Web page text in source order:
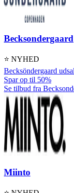
Becksondergaard
⭐ NYHED
Becksöndergaard
Spar op til 50%
Se tilbud fra
Miinto